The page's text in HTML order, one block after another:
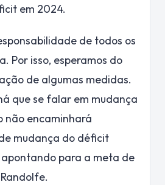
em 2024.
de todos os
Por isso, esperamos do
de algumas medidas.
que se falar em mudança
não encaminhará
mudança do déficit
para a meta de